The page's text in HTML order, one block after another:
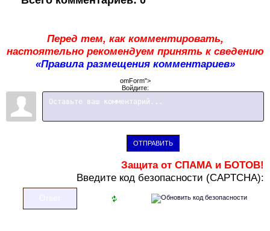
Перед тем, как комментировать,
настоятельно рекомендуем принять к сведению
«Правила размещения комментариев»
omForm">
Войдите:
ОТПРАВИТЬ
Защита от СПАМА и БОТОВ!
Введите код безопасности (CAPTCHA):